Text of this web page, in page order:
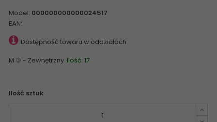
Model: 000000000000024517
EAN:
Dostępność towaru w oddziałach:
M ③ - Zewnętrzny Ilość: 17
Ilość sztuk